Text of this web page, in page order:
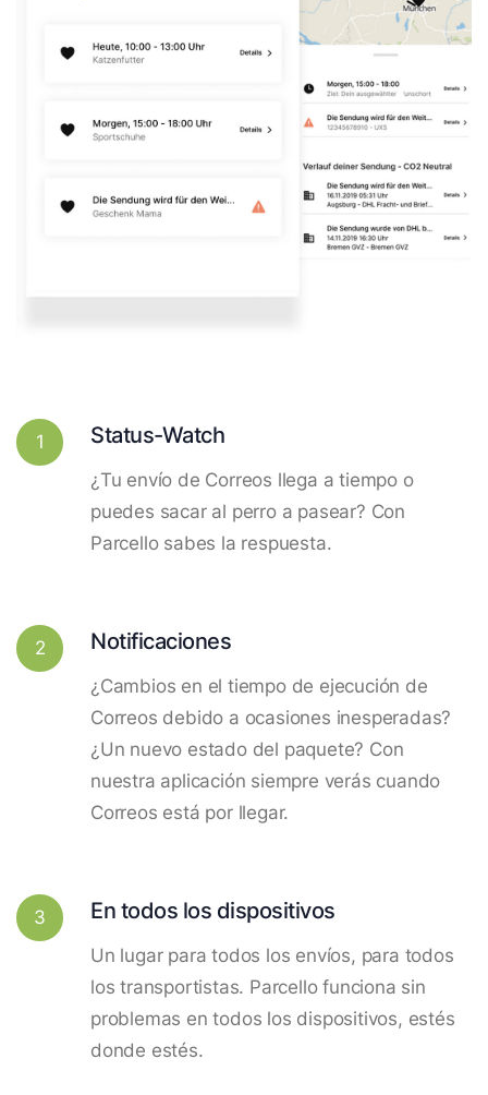
1 Status-Watch
¿Tu envío de Correos llega a tiempo o
puedes sacar al perro a pasear? Con
Parcello sabes la respuesta.
2 Notificaciones
¿Cambios en el tiempo de ejecución de
Correos debido a ocasiones inesperadas?
¿Un nuevo estado del paquete? Con
nuestra aplicación siempre verás cuando
Correos está por llegar.
3 En todos los dispositivos
Un lugar para todos los envíos, para todos
los transportistas. Parcello funciona sin
problemas en todos los dispositivos, estés
donde estés.